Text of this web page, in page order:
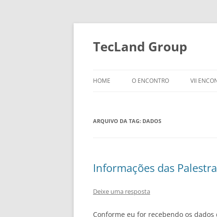
TecLand Group
HOME O ENCONTRO VII
ARQUIVO DA TAG: DADOS
Informações das
Deixe uma resposta
Conforme eu for recebendo os